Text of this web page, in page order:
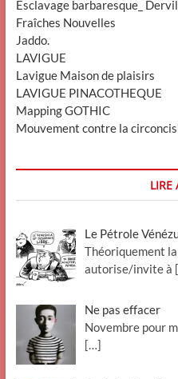
Esclavage barbaresque_
Fraîches Nouvelles
Jaddo.
LAVIGUE
Lavigue Maison de plaisirs
LAVIGUE PINACOTHEQUE
Mapping GOTHIC
Mouvement contre la
LIRE
Le Pétrole
Théoriquement
autorise/invite à
Ne pas effacer
Novembre pour
[…]